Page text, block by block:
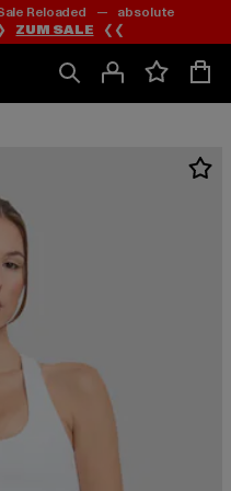
Reloaded — absolute
ZUM SALE ❮❮